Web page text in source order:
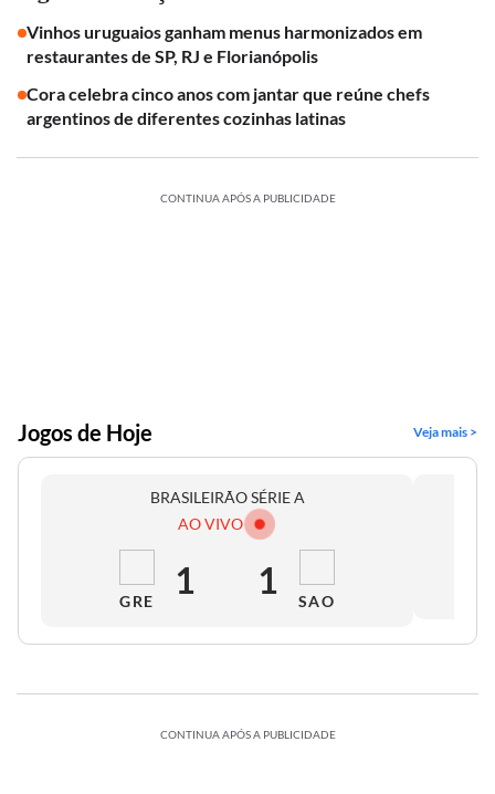
Vinhos uruguaios ganham menus harmonizados em
restaurantes de SP, RJ e Florianópolis
Cora celebra cinco anos com jantar que reúne chefs
argentinos de diferentes cozinhas latinas
CONTINUA APÓS A PUBLICIDADE
Jogos de Hoje Veja mais >
BRASILEIRÃO SÉRIE A
AO VIVO
GRE 1 1 SAO
CONTINUA APÓS A PUBLICIDADE